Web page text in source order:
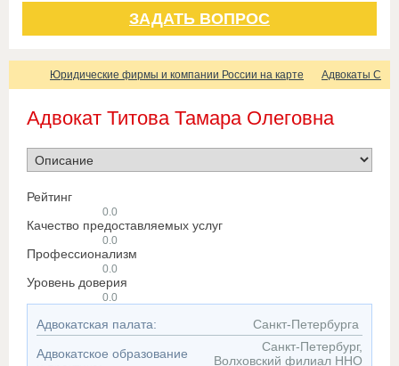
ЗАДАТЬ ВОПРОС
Юридические фирмы и компании России на карте Адвокаты
Адвокат Титова Тамара Олеговна
Рейтинг
0.0
Качество предоставляемых услуг
0.0
Профессионализм
0.0
Уровень доверия
0.0
Адвокатская палата: Санкт-Петербурга
Адвокатское образование
Санкт-Петербург,
Волховский филиал ННО